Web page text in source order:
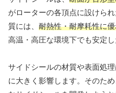
がローターの各頂点に設けら
質には、 耐熱性・耐摩耗性に
高温・高圧な環境下でも安定し
サイドシールの材質や表面処
に大きく影響します。そのた